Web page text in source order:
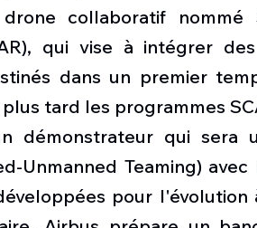
collaboratif nommé
qui vise à intégrer
dans un premier
tard les programmes
démonstrateur qui sera
Unmanned Teaming)
pour